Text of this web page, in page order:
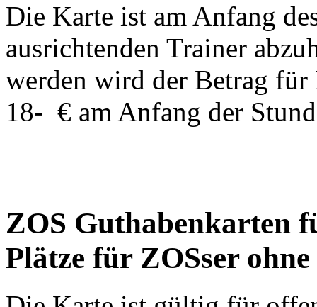
Die Karte ist am Anfang
ausrichtenden Trainer
werden wird der Betrag
18- € am Anfang der
ZOS Guthabenkarten
Plätze für ZOSser